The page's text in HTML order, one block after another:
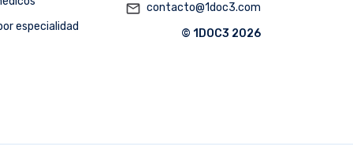
especialidad
mail_outline contacto@1doc3.com
© 1DOC3 2026